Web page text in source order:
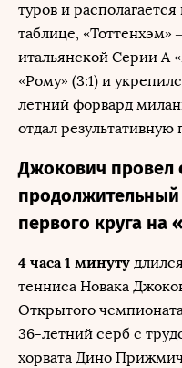
туров и
таблице, «Тоттенхэм»
итальянской Серии А
«Рому» (3:1) и
летний форвард
отдал результативную
Джокович провел
продолжительный
первого круга на
4 часа 1 минуту
тенниса Новака
Открытого
36-летний серб с
хорвата Дино